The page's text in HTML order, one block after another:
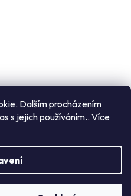
Dalším procházením
s jejich používáním.. Více
Shoptet